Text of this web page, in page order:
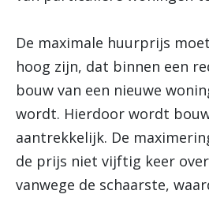
De maximale huurprijs
hoog zijn, dat binnen een
bouw van een nieuwe
wordt. Hierdoor wordt
aantrekkelijk. De
de prijs niet vijftig keer
vanwege de schaarste,